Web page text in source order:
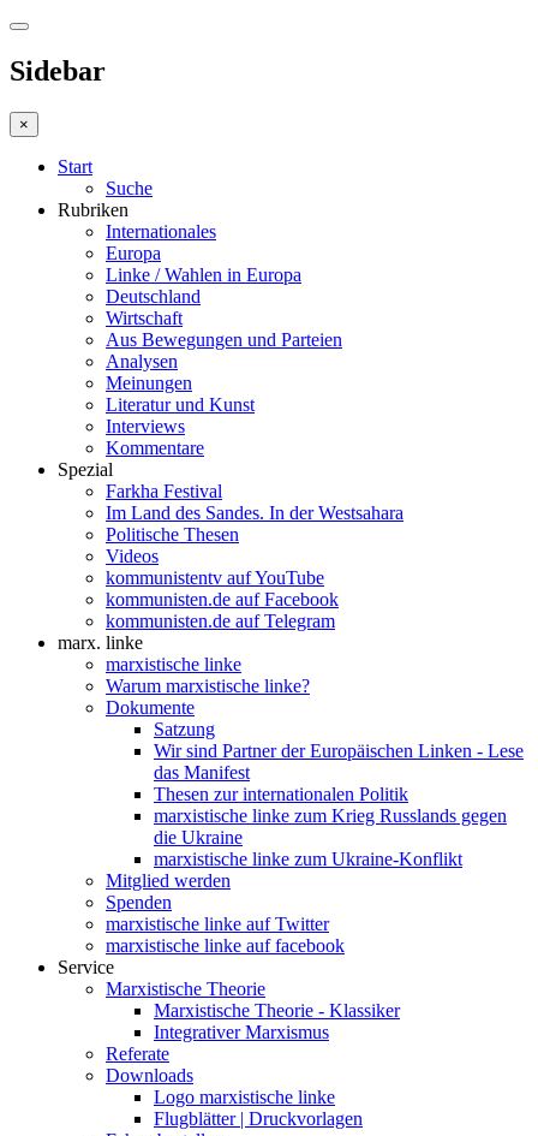
Sidebar
×
Start
Suche
Rubriken
Internationales
Europa
Linke / Wahlen in Europa
Deutschland
Wirtschaft
Aus Bewegungen und Parteien
Analysen
Meinungen
Literatur und Kunst
Interviews
Kommentare
Spezial
Farkha Festival
Im Land des Sandes. In der Westsahara
Politische Thesen
Videos
kommunistentv auf YouTube
kommunisten.de auf Facebook
kommunisten.de auf Telegram
marx. linke
marxistische linke
Warum marxistische linke?
Dokumente
Satzung
Wir sind Partner der Europäischen Linken - Lese
das Manifest
Thesen zur internationalen Politik
marxistische linke zum Krieg Russlands gegen
die Ukraine
marxistische linke zum Ukraine-Konflikt
Mitglied werden
Spenden
marxistische linke auf Twitter
marxistische linke auf facebook
Service
Marxistische Theorie
Marxistische Theorie - Klassiker
Integrativer Marxismus
Referate
Downloads
Logo marxistische linke
Flugblätter | Druckvorlagen